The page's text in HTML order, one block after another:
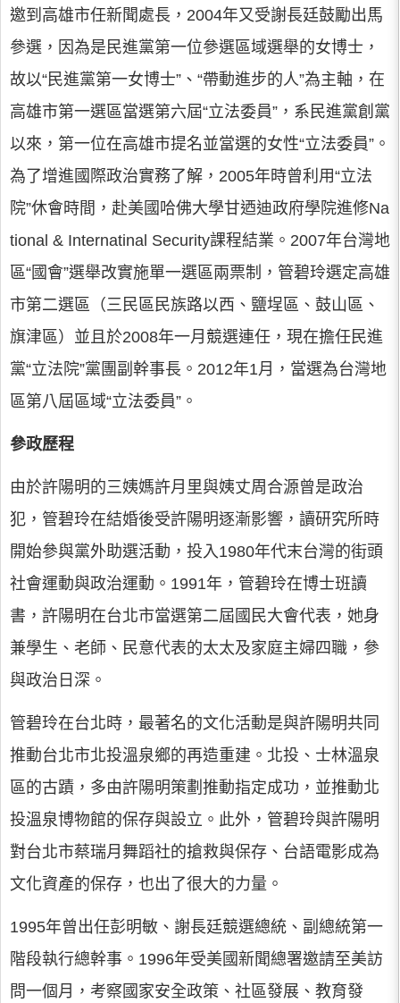
邀到高雄市任新聞處長，2004年又受謝長廷鼓勵出馬
參選，因為是民進黨第一位參選區域選舉的女博士，
故以“民進黨第一女博士”、“帶動進步的人”為主軸，在
高雄市第一選區當選第六屆“立法委員”，系民進黨創黨
以來，第一位在高雄市提名並當選的女性“立法委員”。
為了增進國際政治實務了解，2005年時曾利用“立法
院”休會時間，赴美國哈佛大學甘迺迪政府學院進修Na
tional & Internatinal Security課程結業。2007年台灣地
區“國會”選舉改實施單一選區兩票制，管碧玲選定高雄
市第二選區（三民區民族路以西、鹽埕區、鼓山區、
旗津區）並且於2008年一月競選連任，現在擔任民進
黨“立法院”黨團副幹事長。2012年1月，當選為台灣地
區第八屆區域“立法委員”。
參政歷程
由於許陽明的三姨媽許月里與姨丈周合源曾是政治
犯，管碧玲在結婚後受許陽明逐漸影響，讀研究所時
開始參與黨外助選活動，投入1980年代末台灣的街頭
社會運動與政治運動。1991年，管碧玲在博士班讀
書，許陽明在台北市當選第二屆國民大會代表，她身
兼學生、老師、民意代表的太太及家庭主婦四職，參
與政治日深。
管碧玲在台北時，最著名的文化活動是與許陽明共同
推動台北市北投溫泉鄉的再造重建。北投、士林溫泉
區的古蹟，多由許陽明策劃推動指定成功，並推動北
投溫泉博物館的保存與設立。此外，管碧玲與許陽明
對台北市蔡瑞月舞蹈社的搶救與保存、台語電影成為
文化資產的保存，也出了很大的力量。
1995年曾出任彭明敏、謝長廷競選總統、副總統第一
階段執行總幹事。1996年受美國新聞總署邀請至美訪
問一個月，考察國家安全政策、社區發展、教育發